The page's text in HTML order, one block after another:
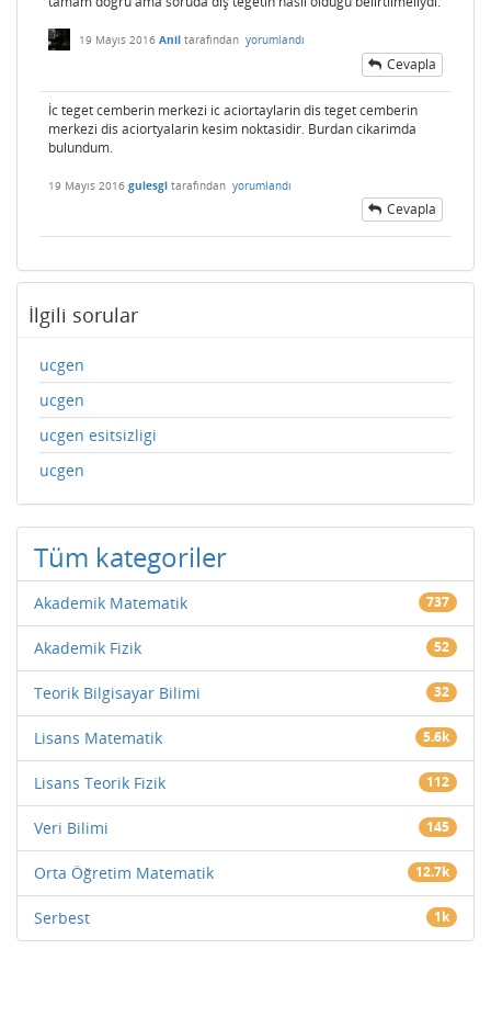
19 Mayıs 2016 Anil tarafından yorumlandı
Cevapla
İc teget cemberin merkezi ic aciortaylarin dis teget cemberin
merkezi dis aciortyalarin kesim noktasidir. Burdan cikarimda
bulundum.
19 Mayıs 2016 gulesgl tarafından yorumlandı
Cevapla
İlgili sorular
ucgen
ucgen
ucgen esitsizligi
ucgen
Tüm kategoriler
Akademik Matematik 737
Akademik Fizik 52
Teorik Bilgisayar Bilimi 32
Lisans Matematik 5.6k
Lisans Teorik Fizik 112
Veri Bilimi 145
Orta Öğretim Matematik 12.7k
Serbest 1k